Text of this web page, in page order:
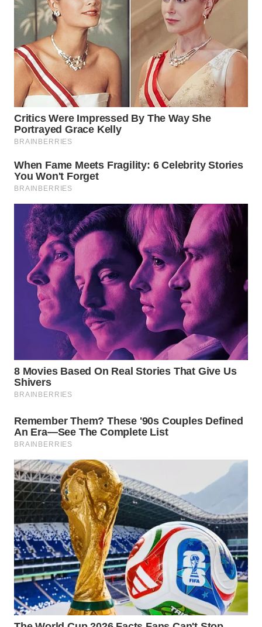
WN
TAPANULI
SELATAN
WN
TANJUNG
LESUNG
WN
KARO
WN
SIMALUNGUN
WN
LABUHANBATU
WN
TAPANULI
TENGAH
WN DELI
SERDANG
TEBING
TINGGI
PAKPAK
WN
KARAWANG
WN
BEKASI
WN
BOGOR
WN
DEPOK
WN